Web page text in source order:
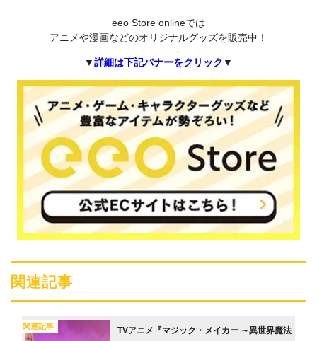
eeo Store onlineでは
アニメや漫画などのオリジナルグッズを販売中！
▼詳細は下記バナーをクリック ▼
関連記事
関連記事 TVアニメ『マジック・メイカー ～異世界魔法